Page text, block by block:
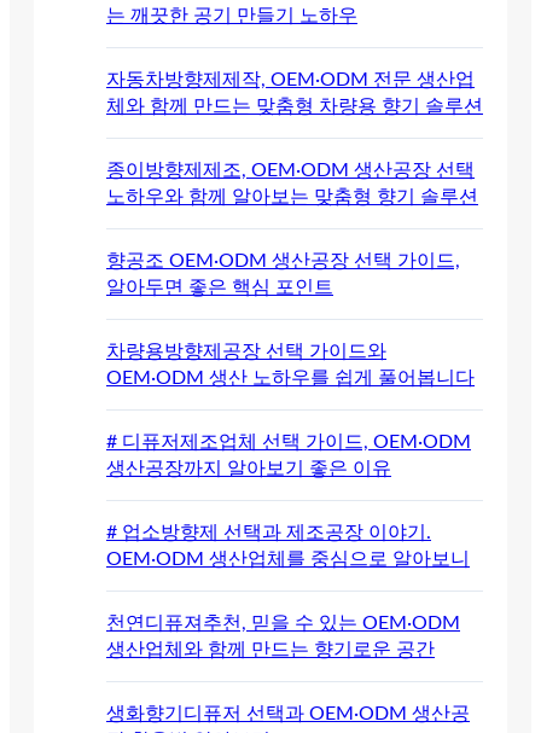
는 깨끗한 공기 만들기 노하우
자동차방향제제작, OEM·ODM 전문 생산업
체와 함께 만드는 맞춤형 차량용 향기 솔루션
종이방향제제조, OEM·ODM 생산공장 선택
노하우와 함께 알아보는 맞춤형 향기 솔루션
향공조 OEM·ODM 생산공장 선택 가이드,
알아두면 좋은 핵심 포인트
차량용방향제공장 선택 가이드와
OEM·ODM 생산 노하우를 쉽게 풀어봅니다
# 디퓨저제조업체 선택 가이드, OEM·ODM
생산공장까지 알아보기 좋은 이유
# 업소방향제 선택과 제조공장 이야기.
OEM·ODM 생산업체를 중심으로 알아보니
천연디퓨져추천, 믿을 수 있는 OEM·ODM
생산업체와 함께 만드는 향기로운 공간
생화향기디퓨저 선택과 OEM·ODM 생산공